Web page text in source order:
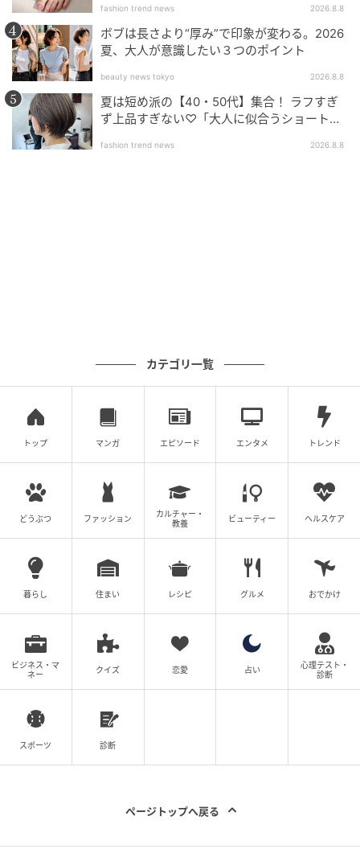
で内側へ入れ、ベースを外ハネにすることでナチュラ
ルなくびれを生み出しています。落ち着いたフォルム
で清潔感があるので、初めてウルフスタイルに挑戦す
る人にも取り入れやすい髪型です。
メリハリと柔らかさが共存するプチウルフボ
出典：Instagram
まろやかなブラウンカラーで染め上げた、メリハリの
あるプチウルフボブです。トップを一度ふんわりと膨
らませてから内へ入れることで、柔らかな印象を引き
出しています。ベースはしっかりとくびれさせてから
外ハネにしており、女性らしい曲線美が際立つシルエ
※本文中の画像は投稿主様より掲載許諾をいただいて
fashion trend news 2026.8.8
ボブは長さより“厚み”で印象が変わる。2026
夏、大人が意識したい３つのポイント
beauty news tokyo 2026.8.8
夏は短め派の【40・50代】集合！ ラフすぎ
ず上品すぎない♡「大人に似合うショートボ
fashion trend news 2026.8.8
カテゴリ一覧
トップ マンガ エピソード エンタメ トレンド
どうぶつ ファッション
カルチャー・
教養
ビューティー ヘルスケア
暮らし 住まい レシピ グルメ おでかけ
ビジネス・マ
ネー
クイズ 恋愛 占い
心理テスト・
診断
スポーツ 診断
ページトップへ戻る